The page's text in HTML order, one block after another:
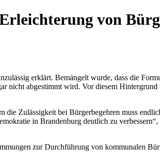
von
erklärt. Bemängelt wurde, dass die
nicht abgestimmt wird. Vor diesem
Zulässigkeit bei Bürgerbegehren muss
in Brandenburg deutlich zu
zur Durchführung von kommunalen